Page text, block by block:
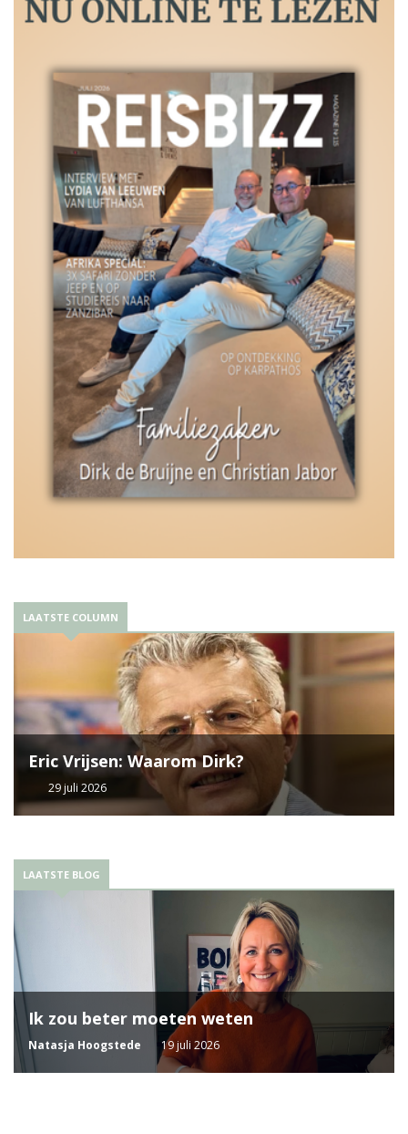
LAATSTE COLUMN
Eric Vrijsen: Waarom Dirk?
29 juli 2026
LAATSTE BLOG
Ik zou beter moeten weten
Natasja Hoogstede 19 juli 2026